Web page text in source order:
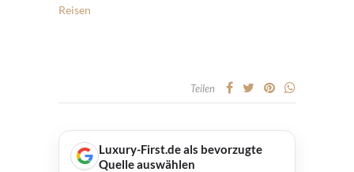
Reisen
Teilen
Luxury-First.de als bevorzugte
Quelle auswählen